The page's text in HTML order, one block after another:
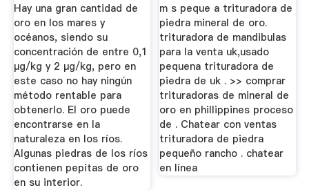
Hay una gran cantidad de
oro en los mares y
océanos, siendo su
concentración de entre 0,1
µg/kg y 2 µg/kg, pero en
este caso no hay ningún
método rentable para
obtenerlo. El oro puede
encontrarse en la
naturaleza en los ríos.
Algunas piedras de los ríos
contienen pepitas de oro
en su interior.
m s peque a trituradora de
piedra mineral de oro.
trituradora de mandibulas
para la venta uk,usado
pequena trituradora de
piedra de uk . >> comprar
trituradoras de mineral de
oro en phillippines proceso
de . Chatear con ventas
trituradora de piedra
pequeño rancho . chatear
en línea